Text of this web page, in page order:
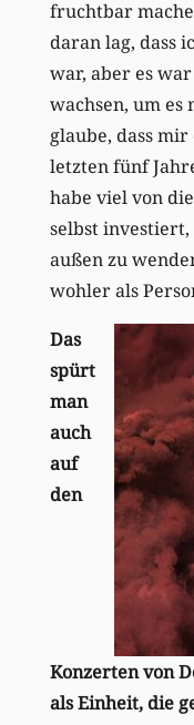
fruchtbar
daran lag, dass
war, aber es
wachsen, um es
glaube, dass
letzten fünf
habe viel von
selbst
außen zu
wohler als
Das
spürt
man
auch
auf
den
Konzerten von
als Einheit, die